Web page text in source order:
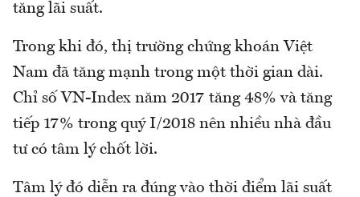
tăng lãi suất.
Trong khi đó, thị trường chứng khoán Việt
Nam đã tăng mạnh trong một thời gian dài.
Chỉ số VN-Index năm 2017 tăng 48% và tăng
tiếp 17% trong quý I/2018 nên nhiều nhà đầu
tư có tâm lý chốt lời.
Tâm lý đó diễn ra đúng vào thời điểm lãi suất